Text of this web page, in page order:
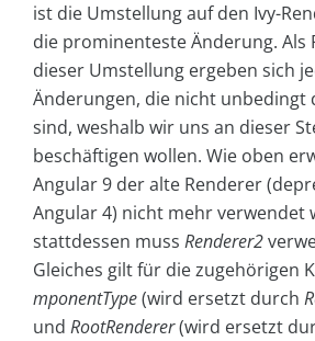
ist die Umstellung auf den Ivy-
die prominenteste Änderung. Als
dieser Umstellung ergeben sich
Änderungen, die nicht unbedingt
sind, weshalb wir uns an dieser
beschäftigen wollen. Wie oben
Angular 9 der alte Renderer
Angular 4) nicht mehr verwendet
stattdessen muss Renderer2
Gleiches gilt für die zugehörigen
mponentType(wird ersetzt durch
und RootRenderer(wird ersetzt